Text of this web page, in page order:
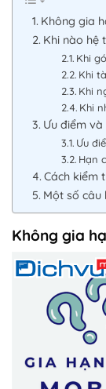
Không gia
Khi nào hệ
Khi
Khi
Khi
Khi
Ưu điểm
Ưu
Hạn
Cách kiểm
Một số câu
Không gia